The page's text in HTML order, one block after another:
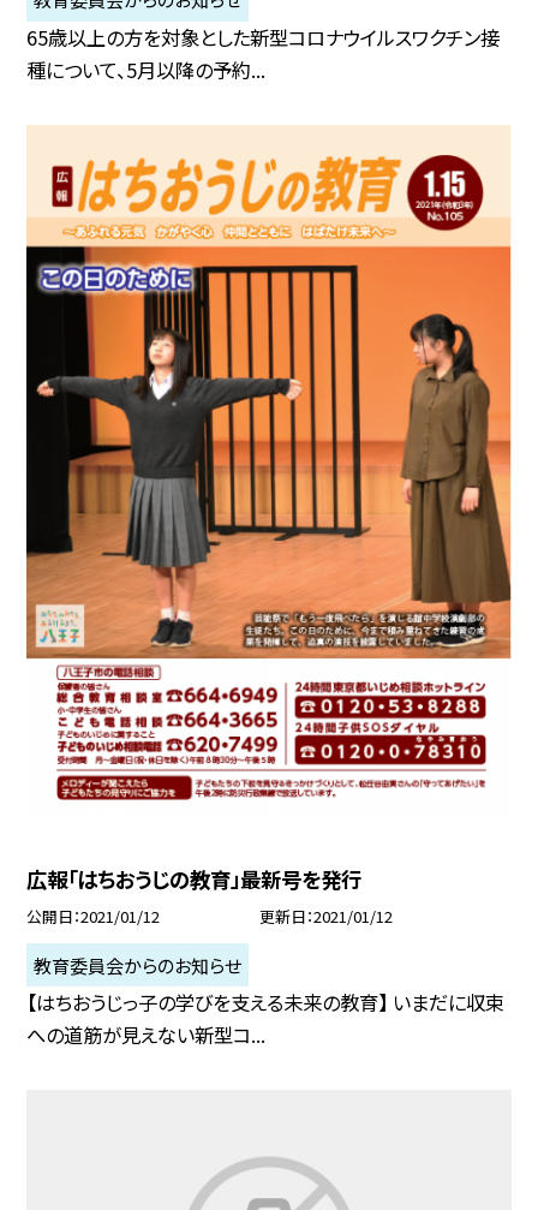
65歳以上の方を対象とした新型コロナウイルスワクチン接
種について、5月以降の予約...
広報「はちおうじの教育」最新号を発行
公開日 2021/01/12 更新日 2021/01/12
教育委員会からのお知らせ
【はちおうじっ子の学びを支える未来の教育】 いまだに収束
への道筋が見えない新型コ...